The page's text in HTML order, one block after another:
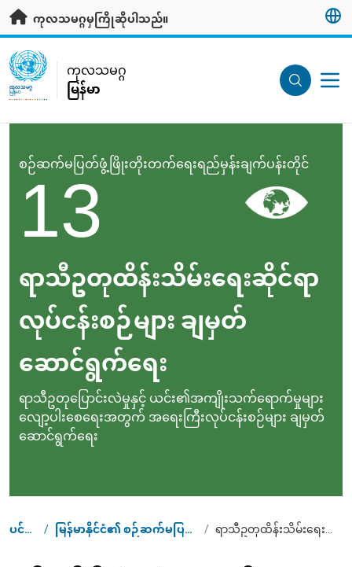
ပင်မအကြောင်းအရာသို့ သွားရန်
ကုလသမဂ္ဂမှကြိုဆိုပါသည်။
UN Logo
ကုလသမဂ္ဂ
မြန်မာ
ကုလသမဂ္ဂ
မြန်မာ
စဉ်ဆက်မပြတ်ဖွံ့ဖြိုးတိုးတက်ရေးရည်မှန်းချက်ပန်းတိုင်
13
ရာသီဥတုထိန်းသိမ်းရေးဆိုင်ရာ
လုပ်ငန်းစဉ်များ ချမှတ်
ဆောင်ရွက်ရေး
ရာသီဥတုပြောင်းလဲမှုနှင့် ယင်း၏အကျိုးသက်ရောက်မှုများ
လျော့ပါးစေရေးအတွက် အရေးကြီးလုပ်ငန်းစဉ်များ ချမှတ်
ဆောင်ရွက်ရေး
Breadcrumb
ပင်မစာမျက်နှာ / မြန်မာနိုင်ငံ၏ စဉ်ဆက်မပြတ် ဖွံ့ဖြိုးတိုးတက်ရေး ရည်မှန်းချက်ပန်းတိုင်များ /